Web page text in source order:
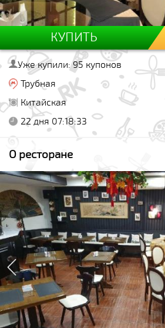
КУПИТЬ
Уже купили: 95 купонов
Трубная
Китайская
22 дня 07:18:33
О ресторане